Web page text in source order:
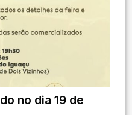
no dia 19 de